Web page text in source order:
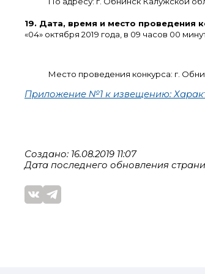
19. Дата, время и место проведения
«04» октября 2019 года, в 09 часов 00
Место проведения конкурса: г.
Приложение №1 к извещению:
Создано: 16.08.2019 11:07
Дата последнего обновления